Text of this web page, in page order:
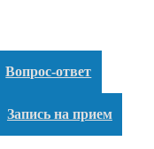
Вопрос-ответ
Запись на прием